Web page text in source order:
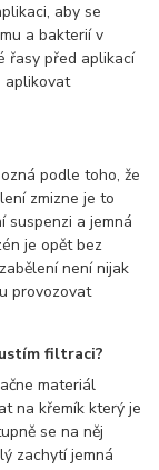
aby se
a bakterií v
řasy před aplikací
aplikovat
podle toho, že
zmizne je to
suspenzi a jemná
je opět bez
není nijak
provozovat
filtraci?
materiál
na křemík který je
se na něj
zachytí jemná